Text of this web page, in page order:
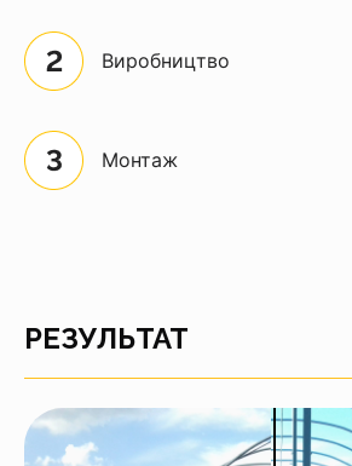
Виробництво
Монтаж
РЕЗУЛЬТАТ